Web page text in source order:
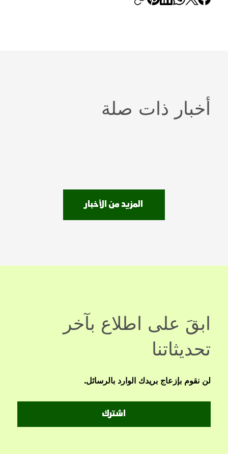
ابقَ على اطلاع بآخر
تحديثاتنا
لن نقوم بإزعاج بريدك الوارد بالرسائل.
اشترك
أخبار ذات صلة
المزيد من الأخبار